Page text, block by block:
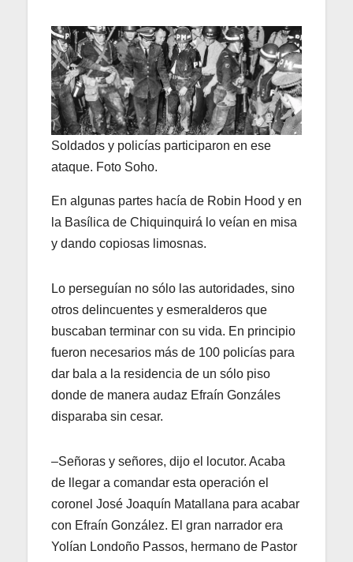
Soldados y policías participaron en ese
ataque. Foto Soho.
En algunas partes hacía de Robin Hood y en
la Basílica de Chiquinquirá lo veían en misa
y dando copiosas limosnas.
Lo perseguían no sólo las autoridades, sino
otros delincuentes y esmeralderos que
buscaban terminar con su vida. En principio
fueron necesarios más de 100 policías para
dar bala a la residencia de un sólo piso
donde de manera audaz Efraín Gonzáles
disparaba sin cesar.
–Señoras y señores, dijo el locutor. Acaba
de llegar a comandar esta operación el
coronel José Joaquín Matallana para acabar
con Efraín González. El gran narrador era
Yolían Londoño Passos, hermano de Pastor